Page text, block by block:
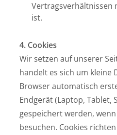
Vertragsverhältnissen
ist.
4. Cookies
Wir setzen auf unserer
handelt es sich um kleine
Browser automatisch
Endgerät (Laptop, Tablet,
gespeichert werden,
besuchen. Cookies